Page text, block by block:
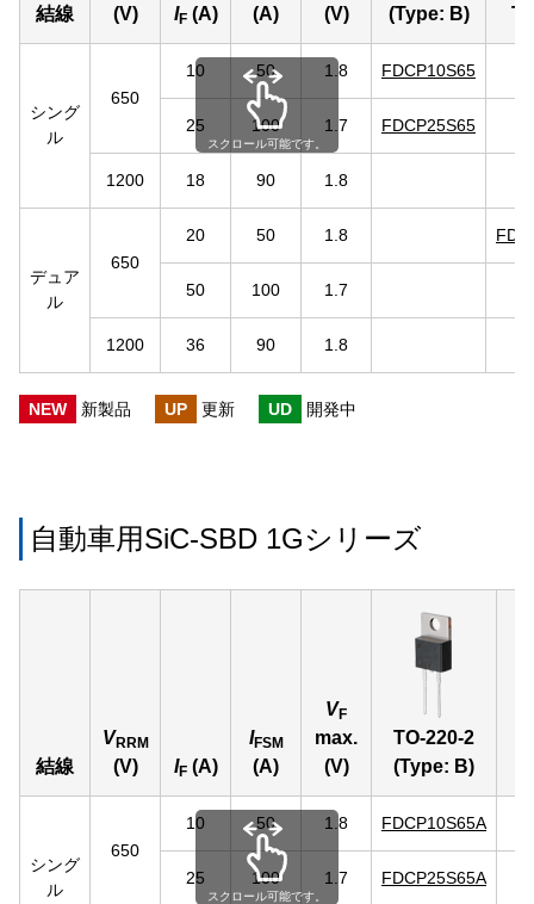
結線 (V) IF(A) (A)
(V)
(Type: B)
シング
ル
650
10 50 1.8 FDCP10S65
25 100 1.7 FDCP25S65
1200 18 90 1.8
デュア
ル
650
20 50 1.8
50 100 1.7
1200 36 90 1.8
スクロール可能です。
NEW 新製品 UP 更新 UD 開発中
自動車用SiC-SBD 1Gシリーズ
結線
VRRM
(V) IF(A)
IFSM
(A)
VF
max.
(V)
TO-220-2
(Type: B)
シング
ル
650
10 50 1.8 FDCP10S65A
25 100 1.7 FDCP25S65A
スクロール可能です。